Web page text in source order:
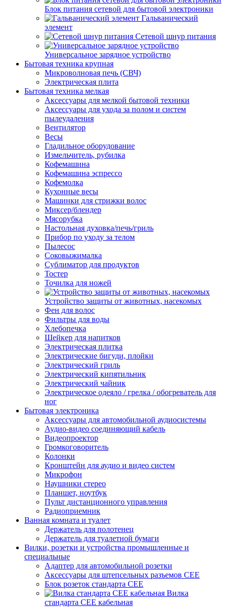
Блок питания сетевой для бытовой электроники
Гальванический
элемент
Сетевой шнур питания
Универсальное зарядное устройство
Бытовая техника крупная
Микроволновая печь (СВЧ)
Электрическая плита
Бытовая техника мелкая
Аксессуары для мелкой бытовой техники
Аксессуары для ухода за полом и систем
пылеудаления
Вентилятор
Весы
Гладильное оборудование
Измельчитель, рубилка
Кофемашина
Кофемашина эспрессо
Кофемолка
Кухонные весы
Машинки для стрижки волос
Миксер/блендер
Мясорубка
Настольная духовка/печь/гриль
Прибор по уходу за телом
Пылесос
Соковыжималка
Сублиматор для продуктов
Тостер
Точилка для ножей
Устройство защиты от животных, насекомых
Фен для волос
Фильтры для воды
Хлебопечка
Шейкер для напитков
Электрическая плитка
Электрические бигуди, плойки
Электрический гриль
Электрический кипятильник
Электрический чайник
Электрическое одеяло / грелка / обогреватель для
ног
Бытовая электроника
Аксессуары для автомобильной аудиосистемы
Аудио-видео соединяющий кабель
Видеопроектор
Громкоговоритель
Колонки
Кронштейн для аудио и видео систем
Микрофон
Наушники стерео
Планшет, ноутбук
Пульт дистанционного управления
Радиоприемник
Ванная комната и туалет
Держатель для полотенец
Держатель для туалетной бумаги
Вилки, розетки и устройства промышленные и
специальные
Адаптер для автомобильной розетки
Аксессуары для штепсельных разъемов CEE
Блок розеток стандарта CEE
Вилка
стандарта CEE кабельная